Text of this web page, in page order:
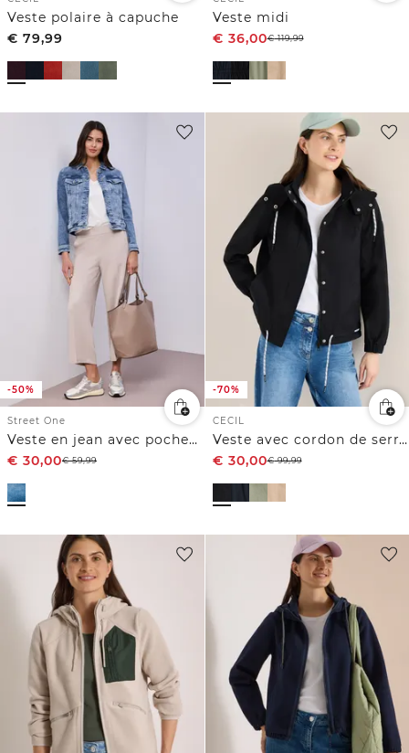
Veste polaire à capuche
€ 79,99
Veste midi
€ 36,00€119,99
-50%
Street One
Veste en jean avec poches poitrine et boutons
€ 30,00€59,99
-70%
CECIL
Veste avec cordon de serrage
€ 30,00€99,99